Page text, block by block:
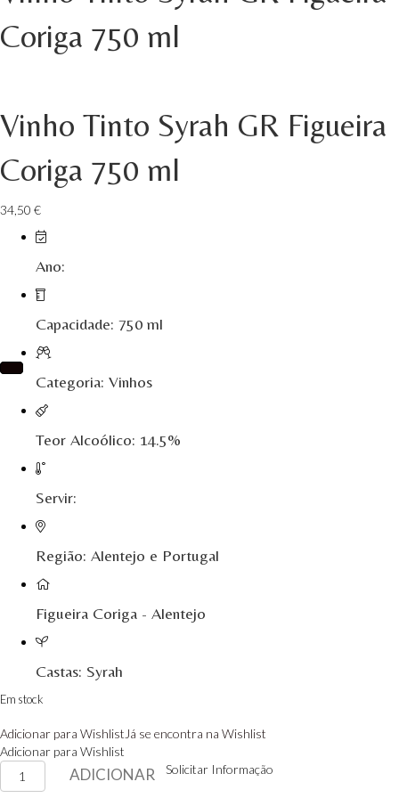
Julian Reynolds - Alentejo
Lavradores da Feitoria - Douro
Marcio Em Campo - Tejo
Mouchão Alentejo
Pontual - Alentejo
Prats e Symington Family
Quinta da Curia - Bairrada
Quinta da Mariposa - Dão
Coriga 750 ml
Vinho Tinto Syrah GR Figueira
Coriga 750 ml
34,50 €
Ano:
Capacidade: 750 ml
Categoria: Vinhos
Teor Alcoólico: 14.5%
Servir:
Região: Alentejo e Portugal
Figueira Coriga - Alentejo
Castas: Syrah
Em stock
Adicionar para Wishlist Já se encontra na Wishlist
Adicionar para Wishlist
Quantidade
de
ADICIONAR Solicitar Informação